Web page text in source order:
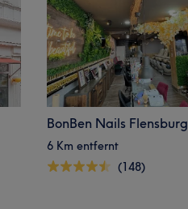
BonBen Nails Flensburg
6 Km entfernt
(148)